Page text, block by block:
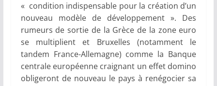
« condition indispensable pour la création d’un
nouveau modèle de développement ». Des
rumeurs de sortie de la Grèce de la zone euro
se multiplient et Bruxelles (notamment le
tandem France-Allemagne) comme la Banque
centrale européenne craignant un effet domino
obligeront de nouveau le pays à renégocier sa